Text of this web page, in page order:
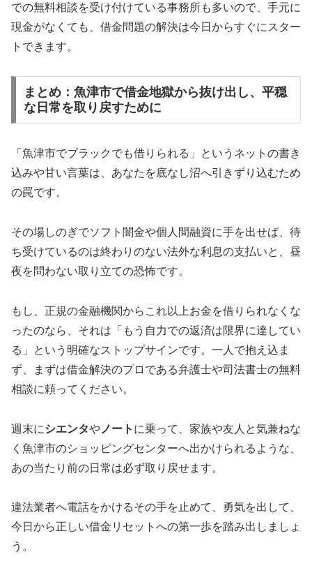
での無料相談を受け付けている事務所も多いので、手元に
現金がなくても、借金問題の解決は今日からすぐにスター
トできます。
まとめ：魚津市で借金地獄から抜け出し、平穏
な日常を取り戻すために
「魚津市でブラックでも借りられる」というネットの書き
込みや甘い言葉は、あなたを底なし沼へ引きずり込むため
の罠です。
その場しのぎでソフト闇金や個人間融資に手を出せば、待
ち受けているのは終わりのない法外な利息の支払いと、昼
夜を問わない取り立ての恐怖です。
もし、正規の金融機関からこれ以上お金を借りられなくな
ったのなら、それは「もう自力での返済は限界に達してい
る」という明確なストップサインです。一人で抱え込ま
ず、まずは借金解決のプロである弁護士や司法書士の無料
相談に頼ってください。
週末にシエンタや ノート に乗って、家族や友人と気兼ねな
く魚津市のショッピングセンターへ出かけられるような、
あの当たり前の日常は必ず取り戻せます。
違法業者へ電話をかけるその手を止めて、勇気を出して、
今日から正しい借金リセットへの第一歩を踏み出しましょ
う。